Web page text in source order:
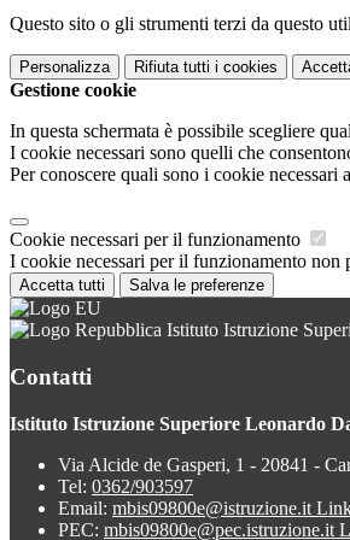
Questo sito o gli strumenti terzi da questo
Personalizza Rifiuta tutti i cookies
Gestione cookie
In questa schermata è possibile scegliere
I cookie necessari sono quelli che
Per conoscere quali sono i cookie necessari
Cookie necessari per il funzionamento
I cookie necessari per il funzionamento non
Accetta tutti Salva le preferenze
Istituto Istruzione
Contatti
Istituto Istruzione Superiore Leonardo
Via Alcide de Gasperi, 1 - 20841 -
Tel: 0362/903597
Email: mbis09800e@istruzione.it
PEC: mbis09800e@pec.istruzione.it